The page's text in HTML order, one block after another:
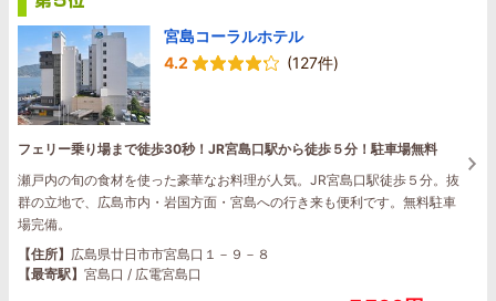
宮島コーラルホテル
4.2
(127件)
フェリー乗り場まで徒歩30秒！JR宮島口駅から徒歩５分！駐車場無料
瀬戸内の旬の食材を使った豪華なお料理が人気。JR宮島口駅徒歩５分。抜
群の立地で、広島市内・岩国方面・宮島への行き来も便利です。無料駐車
場完備。
【住所】 広島県廿日市市宮島口１－９－８
【最寄駅】 宮島口 / 広電宮島口